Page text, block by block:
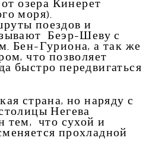
озера Кинерет
моря).
поездов и
Беэр-Шеву с
Бен-Гуриона, а так же
что позволяет
быстро передвигаться
страна, но наряду с
Негева
тем, что сухой и
прохладной